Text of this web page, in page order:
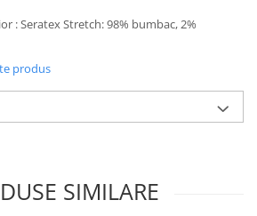
: Seratex Stretch: 98% bumbac, 2%
produs
SIMILARE